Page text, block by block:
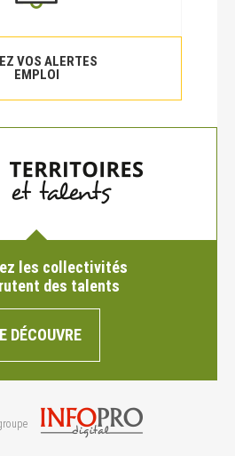
VOS ALERTES
EMPLOI
les collectivités
des talents
DÉCOUVRE